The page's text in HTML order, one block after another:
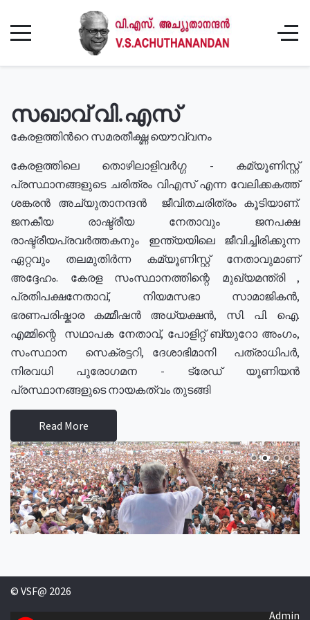
സഖാവ് വി.എസ്
കേരളത്തിൻറെ സമരതീക്ഷ്ണ യൌവ്വനം
കേരളത്തിലെ തൊഴിലാളിവർഗ്ഗ - കമ്യൂണിസ്റ്റ്
പ്രസ്ഥാനങ്ങളുടെ ചരിത്രം വിഎസ് എന്ന വേലിക്കകത്ത്
ശങ്കരൻ അച്യുതാനന്ദൻ ജീവിതചരിത്രം കൂടിയാണ്.
ജനകീയ രാഷ്ട്രീയ നേതാവും ജനപക്ഷ
രാഷ്ട്രീയപ്രവർത്തകനും ഇന്ത്യയിലെ ജീവിച്ചിരിക്കുന്ന
ഏറ്റവും തലമുതിർന്ന കമ്യൂണിസ്റ്റ് നേതാവുമാണ്
അദ്ദേഹം. കേരള സംസ്ഥാനത്തിന്റെ മുഖ്യമന്ത്രി ,
പ്രതിപക്ഷനേതാവ്, നിയമസഭാ സാമാജികൻ,
ഭരണപരിഷ്കാര കമ്മീഷൻ അധ്യക്ഷൻ, സി. പി. ഐ.
എമ്മിന്റെ സഥാപക നേതാവ്, പോളിറ്റ് ബ്യുറോ അംഗം,
സംസ്ഥാന സെക്രട്ടറി, ദേശാഭിമാനി പത്രാധിപർ,
നിരവധി പുരോഗമന - ട്രേഡ് യൂണിയൻ
പ്രസ്ഥാനങ്ങളുടെ നായകത്വം തുടങ്ങി
Read More
© VSF@ 2026
Admin